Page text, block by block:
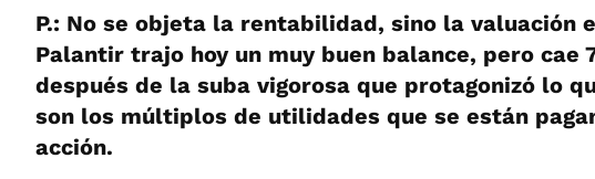
P.: No se objeta la rentabilidad, sino la valuación
Palantir trajo hoy un muy buen balance, pero cae
después de la suba vigorosa que protagonizó lo
son los múltiplos de utilidades que se están
acción.